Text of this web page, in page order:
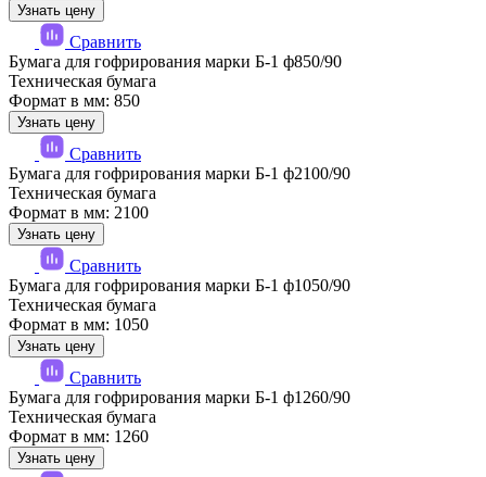
Узнать цену
Сравнить
Бумага для гофрирования марки Б-1 ф850/90
Техническая бумага
Формат в мм: 850
Узнать цену
Сравнить
Бумага для гофрирования марки Б-1 ф2100/90
Техническая бумага
Формат в мм: 2100
Узнать цену
Сравнить
Бумага для гофрирования марки Б-1 ф1050/90
Техническая бумага
Формат в мм: 1050
Узнать цену
Сравнить
Бумага для гофрирования марки Б-1 ф1260/90
Техническая бумага
Формат в мм: 1260
Узнать цену